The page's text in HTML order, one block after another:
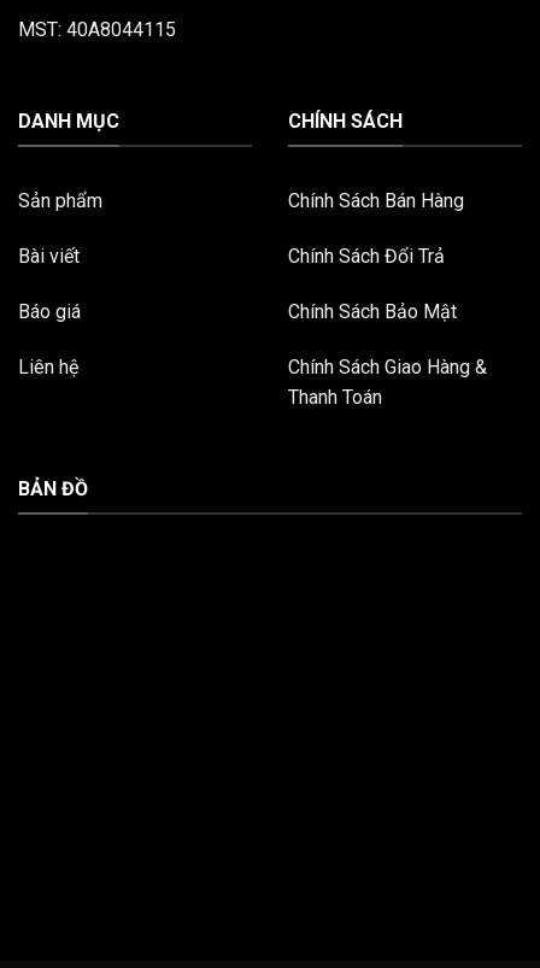
MST: 40A8044115
DANH MỤC
Sản phẩm
Bài viết
Báo giá
Liên hệ
CHÍNH SÁCH
Chính Sách Bán Hàng
Chính Sách Đổi Trả
Chính Sách Bảo Mật
Chính Sách Giao Hàng &
Thanh Toán
BẢN ĐỒ